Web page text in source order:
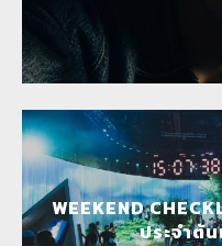
WEEKEND
ประจำต้